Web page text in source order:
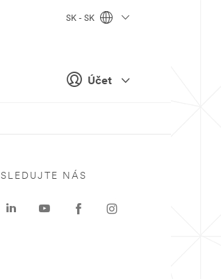
Účet
SK - SK
SLEDUJTE NÁS